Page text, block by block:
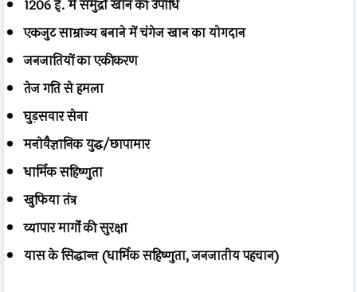
1206 ई. में समुद्री खान की उपाधि
एकजुट साम्राज्य बनाने में चंगेज खान का योगदान
जनजातियों का एकीकरण
तेज गति से हमला
घुड़सवार सेना
मनोवैज्ञानिक युद्ध/छापामार
धार्मिक सहिष्णुता
खुफिया तंत्र
व्यापार मार्गों की सुरक्षा
यास के सिद्धान्त (धार्मिक सहिष्णुता, जनजातीय पहचान)